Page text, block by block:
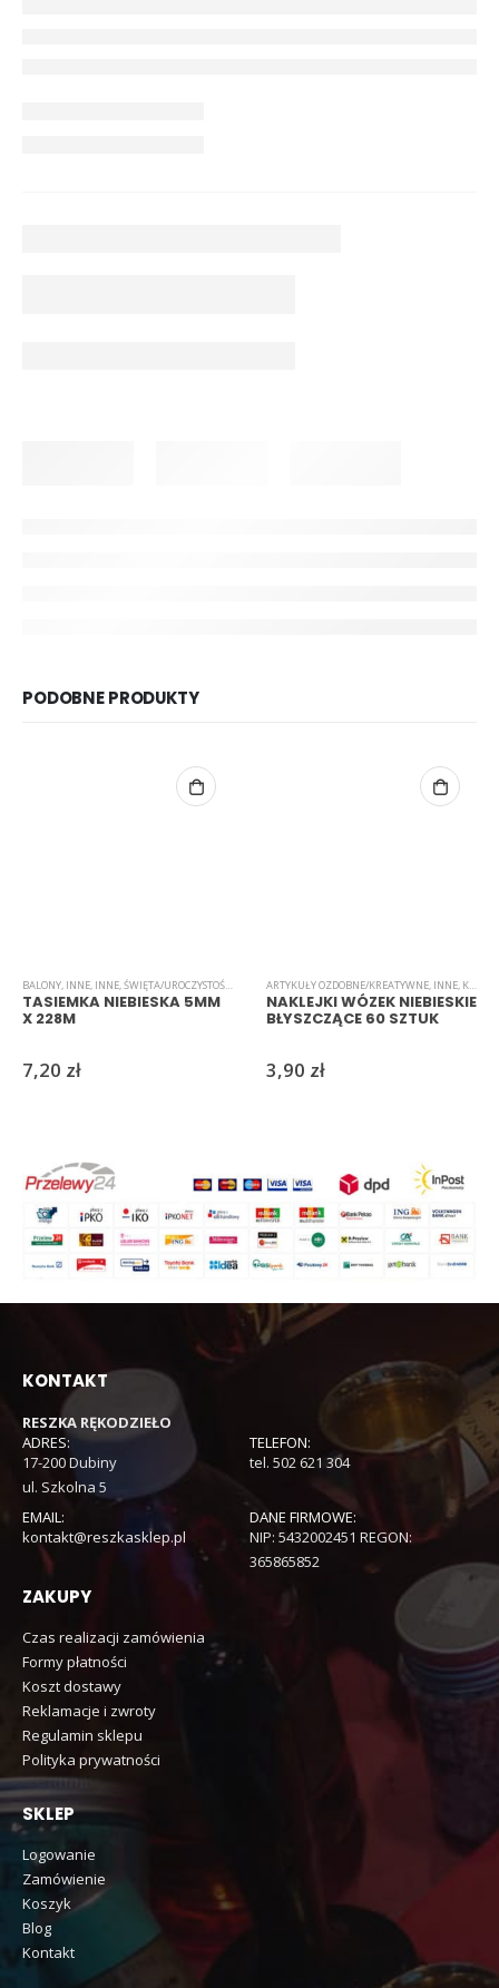
PODOBNE PRODUKTY
BALONY, INNE, INNE,ŚWIĘTA/UROCZYSTOŚCI/PARTY
TASIEMKA NIEBIESKA 5MM
X 228M
7,20 zł
ARTYKUŁY OZDOBNE/KREATYWNE, INNE, KRYSZTAŁKI
NAKLEJKI WÓZEK NIEBIESKIE
BŁYSZCZĄCE 60 SZTUK
3,90 zł
KONTAKT
RESZKA RĘKODZIEŁO
ADRES:
17-200 Dubiny
ul. Szkolna 5
TELEFON:
tel. 502 621 304
EMAIL:
kontakt@reszkasklep.pl
DANE FIRMOWE:
NIP: 5432002451 REGON:
365865852
ZAKUPY
Czas realizacji zamówienia
Formy płatności
Koszt dostawy
Reklamacje i zwroty
Regulamin sklepu
Polityka prywatności
SKLEP
Logowanie
Zamówienie
Koszyk
Blog
Kontakt